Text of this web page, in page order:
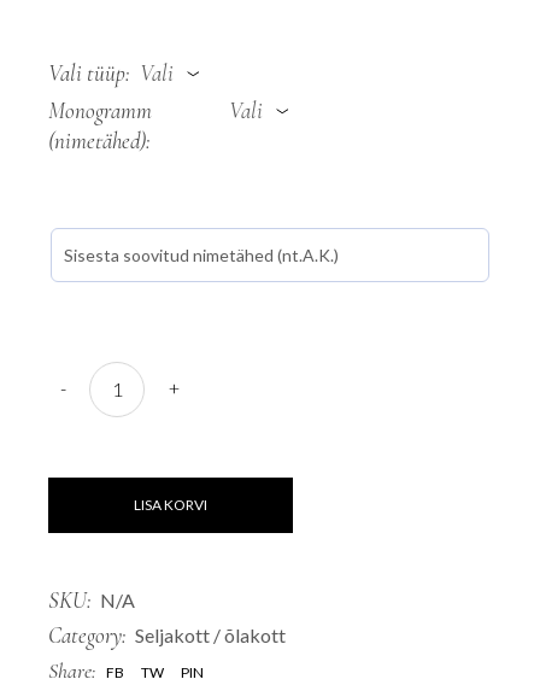
Vali tüüp Vali
Monogramm
(nimetähed)
Vali
Ilmastikukindel must kott "Keldi täht" quantity
-
+
LISA KORVI
SKU: N/A
Category: Seljakott / õlakott
Share: FB TW PIN